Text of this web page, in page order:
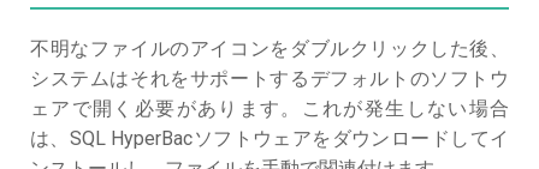
不明なファイルのアイコンをダブルクリックした後、
システムはそれをサポートするデフォルトのソフトウ
ェアで開く必要があります。これが発生しない場合
は、SQL HyperBacソフトウェアをダウンロードしてイ